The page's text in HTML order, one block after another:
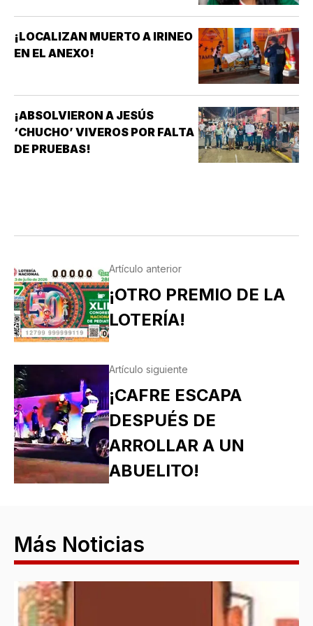
¡LOCALIZAN MUERTO A IRINEO
EN EL ANEXO!
¡ABSOLVIERON A JESÚS
‘CHUCHO’ VIVEROS POR FALTA
DE PRUEBAS!
Artículo anterior
¡OTRO PREMIO DE LA
LOTERÍA!
Artículo siguiente
¡CAFRE ESCAPA
DESPUÉS DE
ARROLLAR A UN
ABUELITO!
Más Noticias